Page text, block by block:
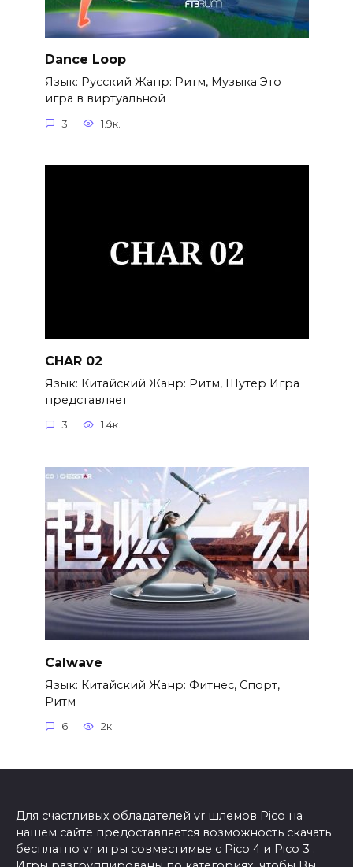
Dance Loop
Язык: Русский Жанр: Ритм, Музыка Это
игра в виртуальной
3 1.9к.
CHAR 02
Язык: Китайский Жанр: Ритм, Шутер Игра
представляет
3 1.4к.
Calwave
Язык: Китайский Жанр: Фитнес, Спорт,
Ритм
6 2к.
Для счастливых обладателей vr шлемов Pico на
нашем сайте предоставляется возможность скачать
бесплатно vr игры совместимые с Pico 4 и Pico 3 .